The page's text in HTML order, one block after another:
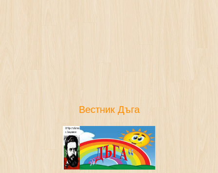
Вестник Дъга